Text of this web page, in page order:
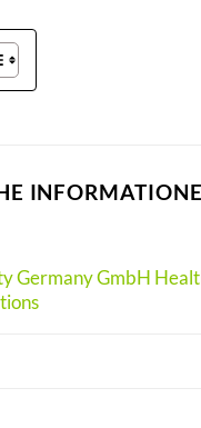
Germany GmbH